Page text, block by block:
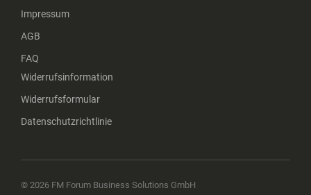
Impressum
AGB
FAQ
Widerrufsinformation
Widerrufsformular
Datenschutzrichtlinie
© 2026 FM Forum Business Solutions GmbH